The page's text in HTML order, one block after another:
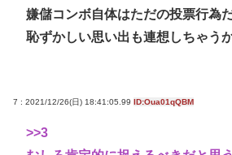
嫌儲コンボ自体はただの投票行為
恥ずかしい思い出も連想しちゃう
7 : 2021/12/26(日) 18:41:05.99 ID:Oua01qQBM
>>3